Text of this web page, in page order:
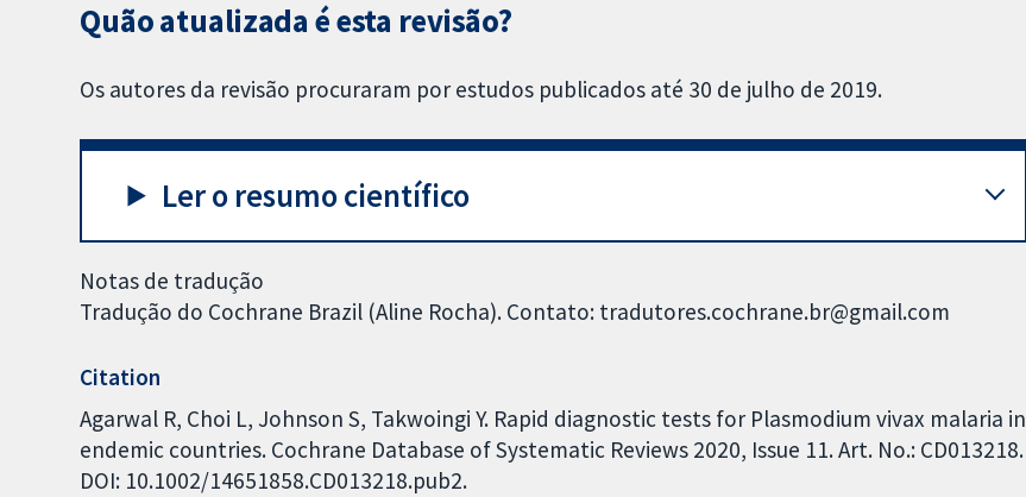
Quão atualizada é esta revisão?
Os autores da revisão procuraram por estudos publicados até 30 de julho de 2019.
Ler o resumo científico
Notas de tradução
Tradução do Cochrane Brazil (Aline Rocha). Contato: tradutores.cochrane.br@gmail.com
Citation
Agarwal R, Choi L, Johnson S, Takwoingi Y. Rapid diagnostic tests for Plasmodium vivax malaria in
endemic countries. Cochrane Database of Systematic Reviews 2020, Issue 11. Art. No.: CD013218.
DOI: 10.1002/14651858.CD013218.pub2.